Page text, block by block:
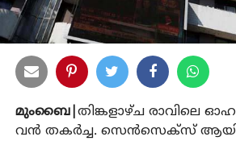
മുംബൈ| തിങ്കളാഴ്ച രാവിലെ
വന്‍ തകര്‍ച്ച. സെന്‍സെക്‌സ്